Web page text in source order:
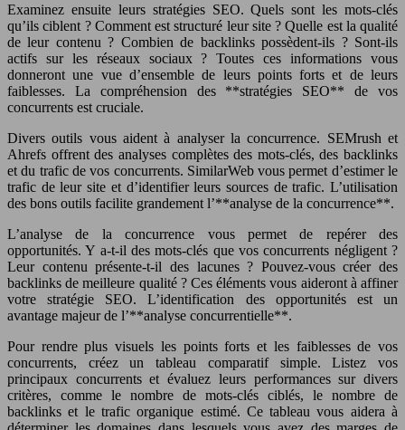
Examinez ensuite leurs stratégies SEO. Quels sont les mots-clés
qu’ils ciblent ? Comment est structuré leur site ? Quelle est la qualité
de leur contenu ? Combien de backlinks possèdent-ils ? Sont-ils
actifs sur les réseaux sociaux ? Toutes ces informations vous
donneront une vue d’ensemble de leurs points forts et de leurs
faiblesses. La compréhension des **stratégies SEO** de vos
concurrents est cruciale.
Divers outils vous aident à analyser la concurrence. SEMrush et
Ahrefs offrent des analyses complètes des mots-clés, des backlinks
et du trafic de vos concurrents. SimilarWeb vous permet d’estimer le
trafic de leur site et d’identifier leurs sources de trafic. L’utilisation
des bons outils facilite grandement l’**analyse de la concurrence**.
L’analyse de la concurrence vous permet de repérer des
opportunités. Y a-t-il des mots-clés que vos concurrents négligent ?
Leur contenu présente-t-il des lacunes ? Pouvez-vous créer des
backlinks de meilleure qualité ? Ces éléments vous aideront à affiner
votre stratégie SEO. L’identification des opportunités est un
avantage majeur de l’**analyse concurrentielle**.
Pour rendre plus visuels les points forts et les faiblesses de vos
concurrents, créez un tableau comparatif simple. Listez vos
principaux concurrents et évaluez leurs performances sur divers
critères, comme le nombre de mots-clés ciblés, le nombre de
backlinks et le trafic organique estimé. Ce tableau vous aidera à